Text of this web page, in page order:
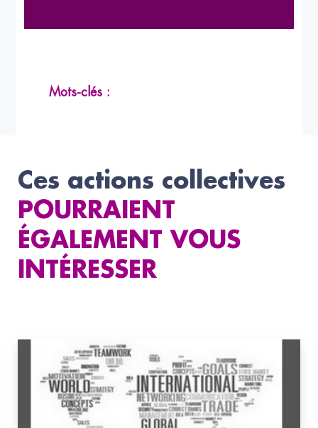
Mots-clés :
Ces actions collectives
POURRAIENT
ÉGALEMENT VOUS
INTÉRESSER